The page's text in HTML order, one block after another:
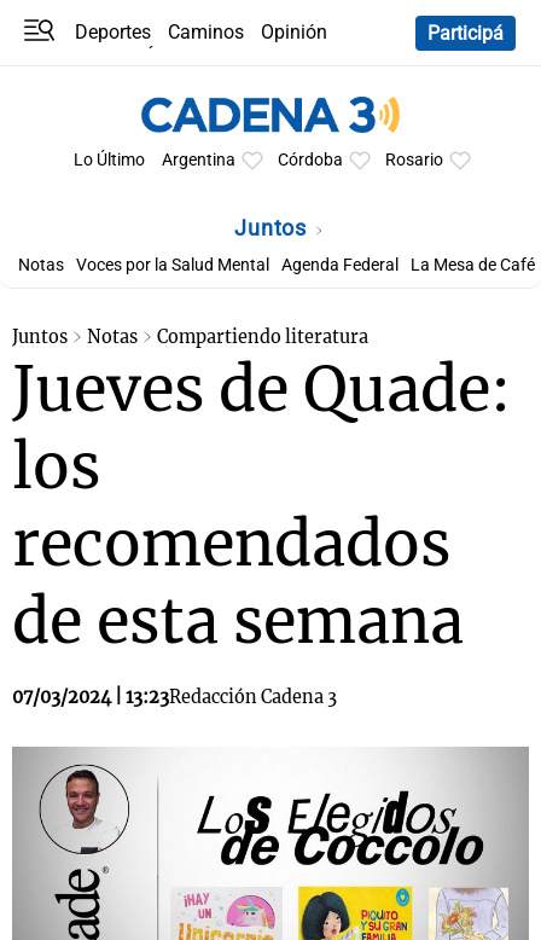
Deportes Caminos
Opinión
Participá
Lo Último Argentina Córdoba Rosario
Juntos
Notas Voces por la Salud Mental Agenda Federal La Mesa de Café
Juntos Notas Compartiendo literatura
Jueves de Quade:
los
recomendados
de esta semana
07/03/2024 | 13:23Redacción Cadena 3